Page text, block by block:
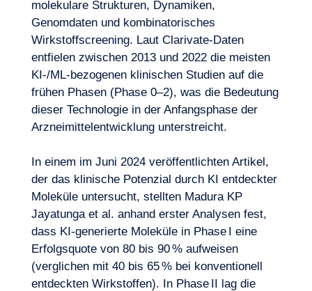
molekulare Strukturen, Dynamiken,
Genomdaten und kombinatorisches
Wirkstoffscreening. Laut Clarivate-Daten
entfielen zwischen 2013 und 2022 die meisten
KI-/ML-bezogenen klinischen Studien auf die
frühen Phasen (Phase 0–2), was die Bedeutung
dieser Technologie in der Anfangsphase der
Arzneimittelentwicklung unterstreicht.
In einem im Juni 2024 veröffentlichten Artikel,
der das klinische Potenzial durch KI entdeckter
Moleküle untersucht, stellten Madura KP
Jayatunga et al. anhand erster Analysen fest,
dass KI-generierte Moleküle in Phase I eine
Erfolgsquote von 80 bis 90 % aufweisen
(verglichen mit 40 bis 65 % bei konventionell
entdeckten Wirkstoffen). In Phase II lag die